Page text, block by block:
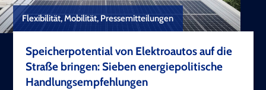
Flexibilität, Mobilität, Pressemitteilungen
Speicherpotential von Elektroautos auf die
Straße bringen: Sieben energiepolitische
Handlungsempfehlungen